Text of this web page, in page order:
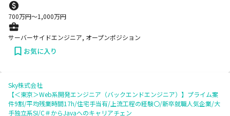
700万円〜1,000万円
サーバーサイドエンジニア, オープンポジション
お気に入り
Sky株式会社
【＜東京＞Web系開発エンジニア（バックエンドエンジニア）】プライム案
件9割/平均残業時間17h/住宅手当有/上流工程の経験〇/新卒就職人気企業/大
手独立系SI/C＃からJavaへのキャリアチェン